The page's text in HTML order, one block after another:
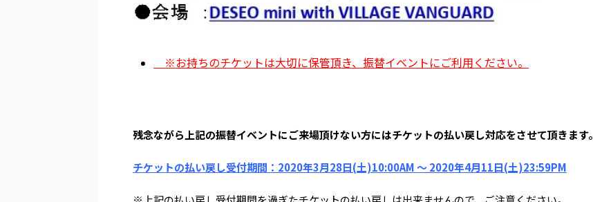
※お持ちのチケットは大切に保管頂き、振替イベントにご利用ください。
残念ながら上記の振替イベントにご来場頂けない方にはチケットの払い戻し対応をさせて頂きます。
チケットの払い戻し受付期間： 2020年3月28日(土)10:00AM 〜 2020年4月11日(土)23:59PM